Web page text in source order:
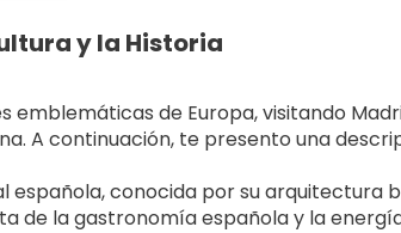
y la Historia
de Europa, visitando
A continuación, te presento una
española, conocida por su arquitectura
de la gastronomía española y la